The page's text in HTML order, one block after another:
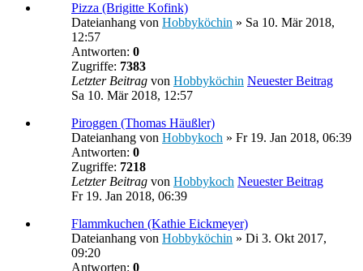
Pizza (Brigitte Kofink)
Dateianhang von Hobbyköchin » Sa 10. Mär 2018,
12:57
Antworten: 0
Zugriffe: 7383
Letzter Beitrag von Hobbyköchin Neuester Beitrag
Sa 10. Mär 2018, 12:57
Piroggen (Thomas Häußler)
Dateianhang von Hobbykoch » Fr 19. Jan 2018, 06:39
Antworten: 0
Zugriffe: 7218
Letzter Beitrag von Hobbykoch Neuester Beitrag
Fr 19. Jan 2018, 06:39
Flammkuchen (Kathie Eickmeyer)
Dateianhang von Hobbyköchin » Di 3. Okt 2017,
09:20
Antworten: 0